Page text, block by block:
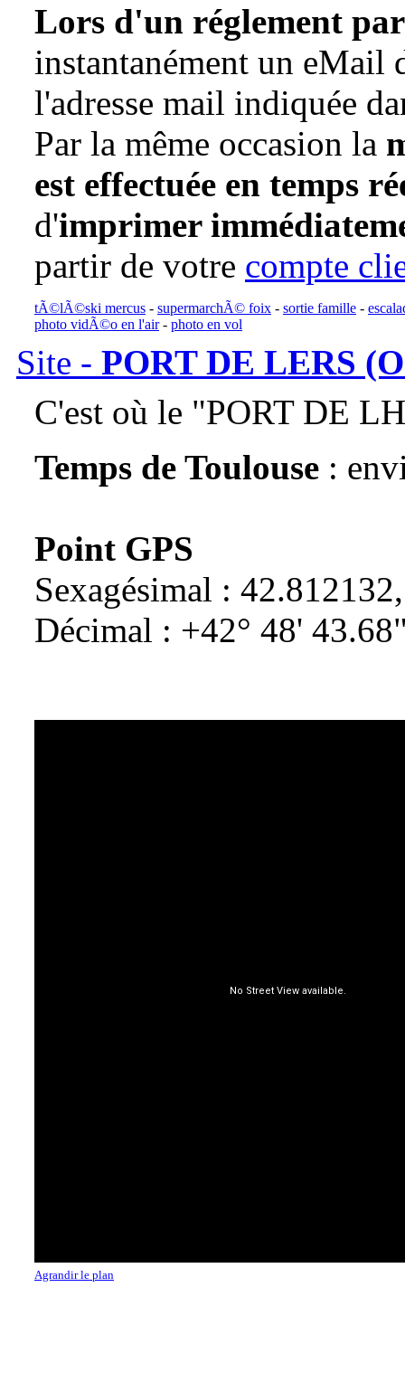
Lors d'un réglement
instantanément un eMail
l'adresse mail indiquée
Par la même occasion la
est effectuée en temps
d'imprimer
partir de votre compte
tÃ©lÃ©ski mercus - supermarchÃ© foix - sortie famille -
photo vidÃ©o en l'air- photo en vol
Site - PORT DE LERS
C'est où le "PORT DE
Temps de Toulouse :
Point GPS
Sexagésimal :
Décimal : +42° 48'
Agrandir le plan